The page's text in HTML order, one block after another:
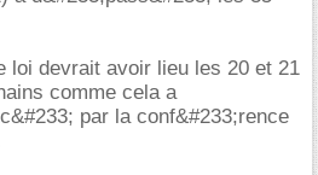
loi devrait avoir lieu les 20 et 21
comme cela a
par la conf&#233;rence